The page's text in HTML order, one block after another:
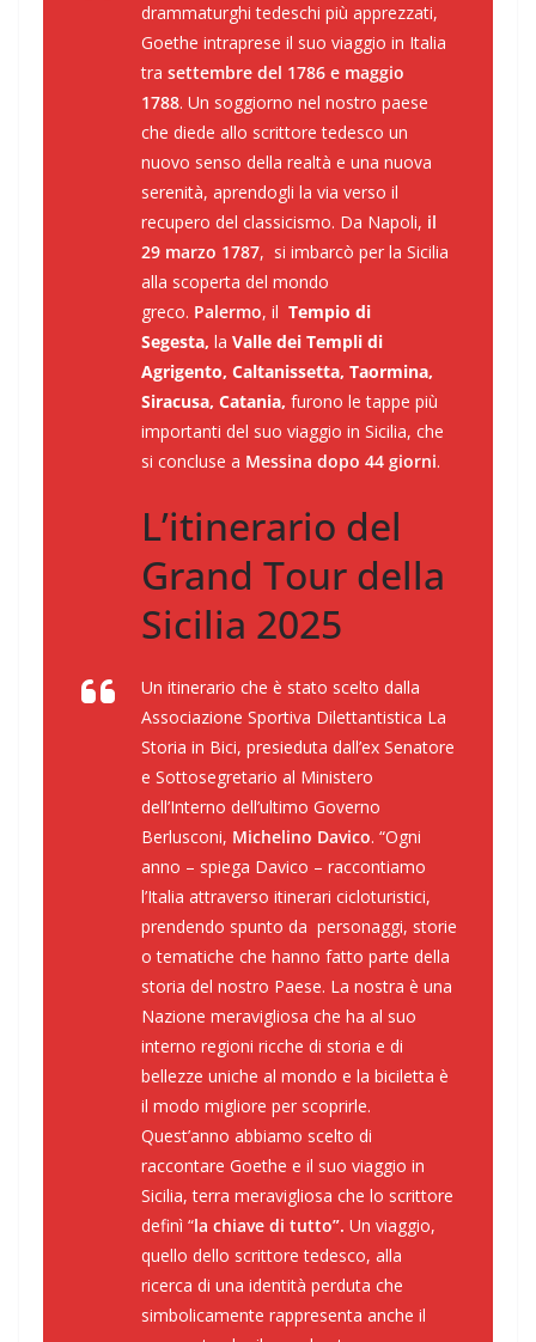
drammaturghi tedeschi più apprezzati,
Goethe intraprese il suo viaggio in Italia
tra settembre del 1786 e maggio
1788. Un soggiorno nel nostro paese
che diede allo scrittore tedesco un
nuovo senso della realtà e una nuova
serenità, aprendogli la via verso il
recupero del classicismo. Da Napoli, il
29 marzo 1787, si imbarcò per la Sicilia
alla scoperta del mondo
greco. Palermo, il Tempio di
Segesta, la Valle dei Templi di
Agrigento, Caltanissetta, Taormina,
Siracusa, Catania, furono le tappe più
importanti del suo viaggio in Sicilia, che
si concluse a Messina dopo 44 giorni.
L’itinerario del
Grand Tour della
Sicilia 2025
Un itinerario che è stato scelto dalla
Associazione Sportiva Dilettantistica La
Storia in Bici, presieduta dall’ex Senatore
e Sottosegretario al Ministero
dell’Interno dell’ultimo Governo
Berlusconi, Michelino Davico. “Ogni
anno – spiega Davico – raccontiamo
l’Italia attraverso itinerari cicloturistici,
prendendo spunto da personaggi, storie
o tematiche che hanno fatto parte della
storia del nostro Paese. La nostra è una
Nazione meravigliosa che ha al suo
interno regioni ricche di storia e di
bellezze uniche al mondo e la biciletta è
il modo migliore per scoprirle.
Quest’anno abbiamo scelto di
raccontare Goethe e il suo viaggio in
Sicilia, terra meravigliosa che lo scrittore
definì “la chiave di tutto”. Un viaggio,
quello dello scrittore tedesco, alla
ricerca di una identità perduta che
simbolicamente rappresenta anche il